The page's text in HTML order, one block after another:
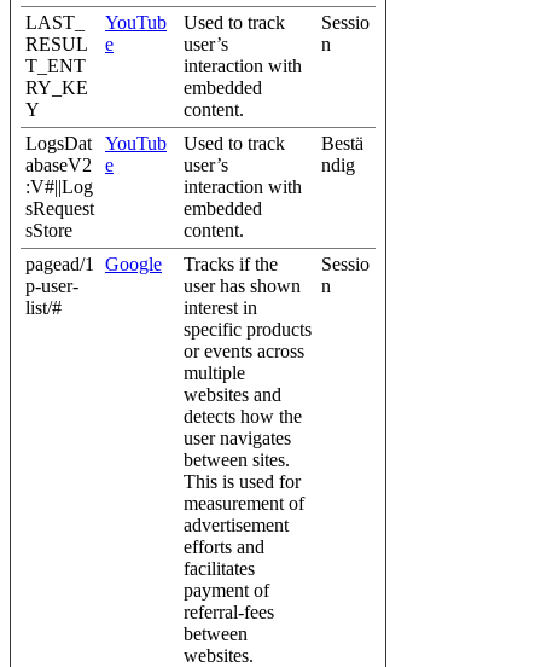
LAST_
RESUL
T_ENT
RY_KE
Y
YouTub
e
Used to track
user’s
interaction with
embedded
content.
Sessio
n
LogsDat
abaseV2
:V#||Log
sRequest
sStore
YouTub
e
Used to track
user’s
interaction with
embedded
content.
Bestä
ndig
pagead/1
p-user-
list/#
Google
Tracks if the
user has shown
interest in
specific products
or events across
multiple
websites and
detects how the
user navigates
between sites.
This is used for
measurement of
advertisement
efforts and
facilitates
payment of
referral-fees
between
websites.
Sessio
n